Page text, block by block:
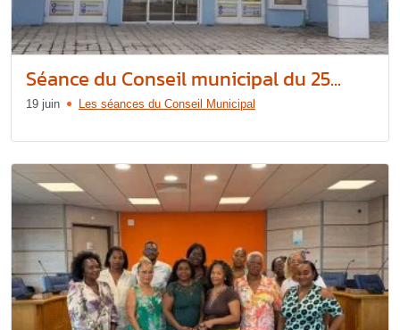
Séance du Conseil municipal du 25...
19 juin Les séances du Conseil Municipal